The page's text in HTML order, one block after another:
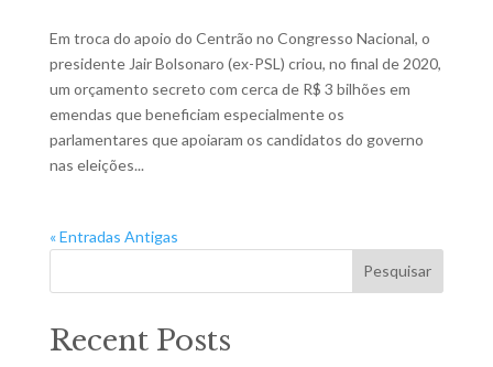
Em troca do apoio do Centrão no Congresso Nacional, o
presidente Jair Bolsonaro (ex-PSL) criou, no final de 2020,
um orçamento secreto com cerca de R$ 3 bilhões em
emendas que beneficiam especialmente os
parlamentares que apoiaram os candidatos do governo
nas eleições...
« Entradas Antigas
Pesquisar
Recent Posts